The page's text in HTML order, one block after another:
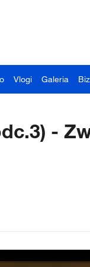
Vlogi Galeria
-